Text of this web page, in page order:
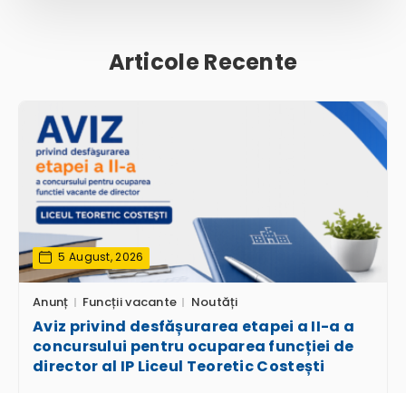
Articole Recente
5 August, 2026
Anunț Funcții vacante Noutăți
Aviz privind desfășurarea etapei a II-a a
concursului pentru ocuparea funcției de
director al IP Liceul Teoretic Costești